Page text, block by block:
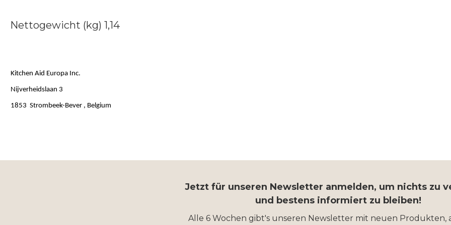
Nettogewicht (kg) 1,14
Kitchen Aid Europa Inc.
Nijverheidslaan 3
1853 Strombeek-Bever , Belgium
Jetzt für unseren Newsletter anmelden, um nichts zu
und bestens informiert zu bleiben!
Alle 6 Wochen gibt's unseren Newsletter mit neuen Produkten,